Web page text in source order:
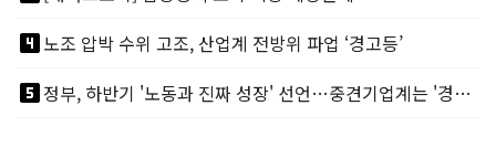
looks_4노조 압박 수위 고조, 산업계 전방위 파업 ‘경고등’
looks_5
정부, 하반기 '노동과 진짜 성장' 선언…중견기업계는 '경영 불확실성' 우려